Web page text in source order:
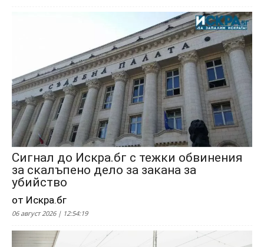
Сигнал до Искра.бг с тежки обвинения
за скалъпено дело за закана за
убийство
от Искра.бг
06 август 2026 | 12:54:19